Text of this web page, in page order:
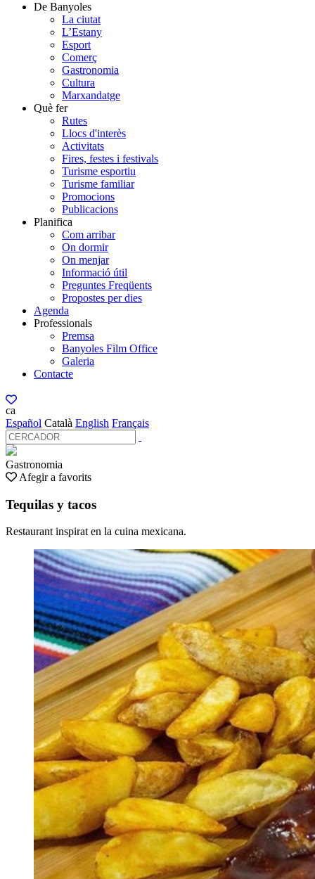
De Banyoles
La ciutat
L’Estany
Esport
Comerç
Gastronomia
Cultura
Marxandatge
Què fer
Rutes
Llocs d'interès
Activitats
Fires, festes i festivals
Turisme esportiu
Turisme familiar
Promocions
Publicacions
Planifica
Com arribar
On dormir
On menjar
Informació útil
Preguntes Freqüents
Propostes per dies
Agenda
Professionals
Premsa
Banyoles Film Office
Galeria
Contacte
ca
Español Català English Français
Gastronomia
Afegir a favorits
Tequilas y tacos
Restaurant inspirat en la cuina mexicana.